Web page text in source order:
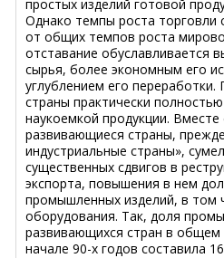
простых изделий готовой
Однако темпы роста торговли
от общих темпов роста
отставание обуславливается
сырья, более экономным его
углублением его
страны практически
наукоемкой продукции.
развивающиеся страны,
индустриальные страны»,
существенных сдвигов в
экспорта, повышения в нем
промышленных изделий, в том
оборудования. Так, доля
развивающихся стран в
начале 90-х годов составила